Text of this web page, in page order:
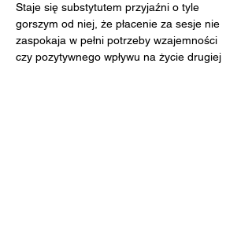
Staje się substytutem przyjaźni o tyle
gorszym od niej, że płacenie za sesje nie
zaspokaja w pełni potrzeby wzajemności
czy pozytywnego wpływu na życie drugiej